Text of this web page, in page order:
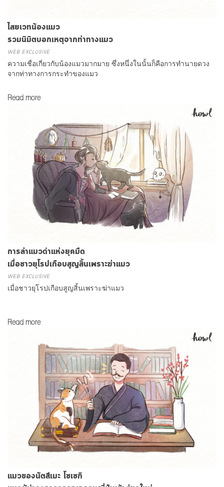
ไสยเวทน้องแมว
รวมนิมิตบอกเหตุจากท่าทางแมว
WEB EXCLUSIVE
ความเชื่อเกี่ยวกับน้องแมวมากมาย ซึ่งหนึ่งในนั้นก็คือการทำนายดวง
จากท่าทางการกระทำของแมว
Read more
การล่าแมวดำแห่งยุคมืด
เมื่อชาวยุโรปเกือบสูญสิ้นเพราะฆ่าแมว
WEB EXCLUSIVE
เมื่อชาวยุโรปเกือบสูญสิ้นเพราะฆ่าแมว
Read more
แมวของนัตสึเมะ โซเซกิ